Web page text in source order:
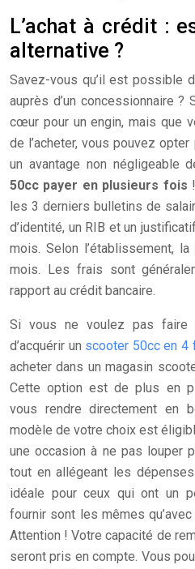
L’achat à crédit :
alternative ?
Savez-vous qu’il est possible
auprès d’un concessionnaire
cœur pour un engin, mais que
de l’acheter, vous pouvez opter
un avantage non négligeable
50cc payer en plusieurs fois
les 3 derniers bulletins de
d’identité, un RIB et un
mois. Selon l’établissement,
mois. Les frais sont
rapport au crédit bancaire.
Si vous ne voulez pas
d’acquérir un scooter 50cc en 4
acheter dans un magasin
Cette option est de plus en
vous rendre directement en
modèle de votre choix est
une occasion à ne pas louper
tout en allégeant les
idéale pour ceux qui ont un
fournir sont les mêmes
Attention ! Votre capacité de
seront pris en compte. Vous